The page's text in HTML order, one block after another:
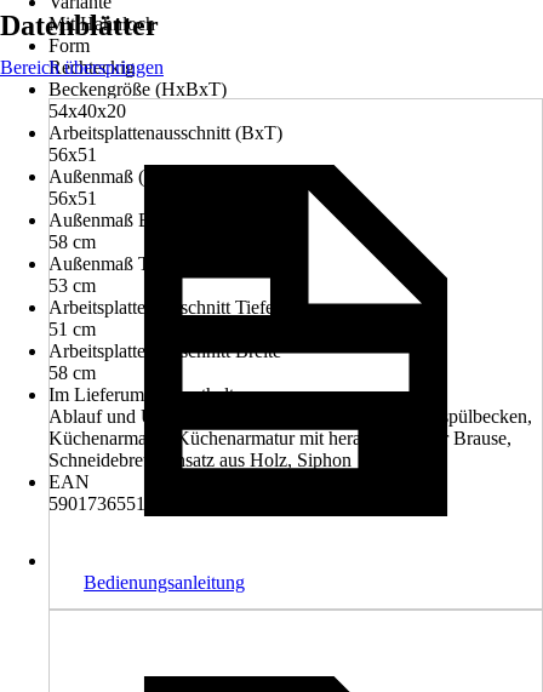
Mit Hahnloch
Form
Rechteckig
Beckengröße (HxBxT)
54x40x20
Arbeitsplattenausschnitt (BxT)
56x51
Außenmaß (BxT)
56x51
Außenmaß Breite
58 cm
Außenmaß Tiefe
53 cm
Arbeitsplattenausschnitt Tiefe
51 cm
Arbeitsplattenausschnitt Breite
58 cm
Im Lieferumfang enthalten
Ablauf und Überlaufgarnitur, Abtropfmatte, Einbauspülbecken,
Küchenarmatur, Küchenarmatur mit herausziehbarer Brause,
Schneidebrett-Einsatz aus Holz, Siphon
EAN
5901736551062
Datenblätter
Bereich überspringen
Bedienungsanleitung